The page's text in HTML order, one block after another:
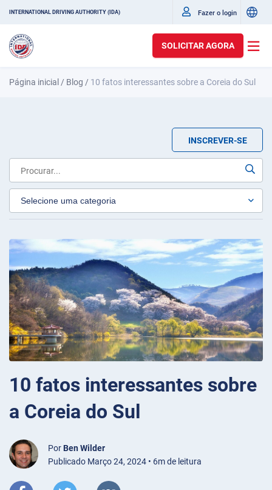
INTERNATIONAL DRIVING AUTHORITY (IDA) Fazer o login
SOLICITAR AGORA
Página inicial / Blog / 10 fatos interessantes sobre a Coreia do Sul
INSCREVER-SE
10 fatos interessantes sobre
a Coreia do Sul
Por Ben Wilder
Publicado Março 24, 2024 • 6m de leitura